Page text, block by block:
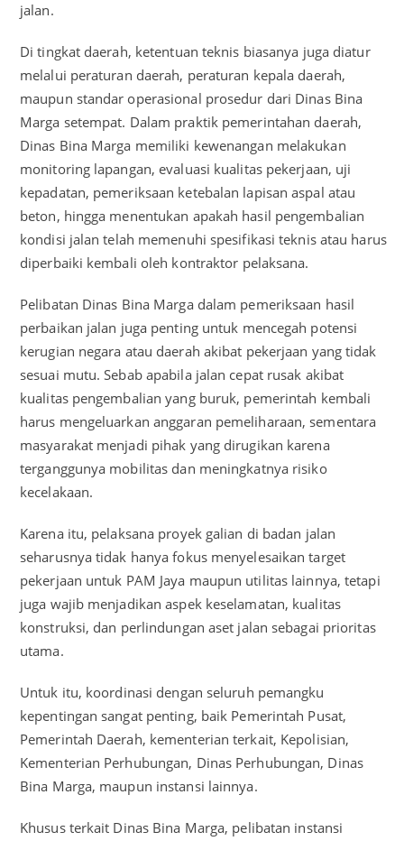
jalan.
Di tingkat daerah, ketentuan teknis biasanya juga diatur
melalui peraturan daerah, peraturan kepala daerah,
maupun standar operasional prosedur dari Dinas Bina
Marga setempat. Dalam praktik pemerintahan daerah,
Dinas Bina Marga memiliki kewenangan melakukan
monitoring lapangan, evaluasi kualitas pekerjaan, uji
kepadatan, pemeriksaan ketebalan lapisan aspal atau
beton, hingga menentukan apakah hasil pengembalian
kondisi jalan telah memenuhi spesifikasi teknis atau harus
diperbaiki kembali oleh kontraktor pelaksana.
Pelibatan Dinas Bina Marga dalam pemeriksaan hasil
perbaikan jalan juga penting untuk mencegah potensi
kerugian negara atau daerah akibat pekerjaan yang tidak
sesuai mutu. Sebab apabila jalan cepat rusak akibat
kualitas pengembalian yang buruk, pemerintah kembali
harus mengeluarkan anggaran pemeliharaan, sementara
masyarakat menjadi pihak yang dirugikan karena
terganggunya mobilitas dan meningkatnya risiko
kecelakaan.
Karena itu, pelaksana proyek galian di badan jalan
seharusnya tidak hanya fokus menyelesaikan target
pekerjaan untuk PAM Jaya maupun utilitas lainnya, tetapi
juga wajib menjadikan aspek keselamatan, kualitas
konstruksi, dan perlindungan aset jalan sebagai prioritas
utama.
Untuk itu, koordinasi dengan seluruh pemangku
kepentingan sangat penting, baik Pemerintah Pusat,
Pemerintah Daerah, kementerian terkait, Kepolisian,
Kementerian Perhubungan, Dinas Perhubungan, Dinas
Bina Marga, maupun instansi lainnya.
Khusus terkait Dinas Bina Marga, pelibatan instansi